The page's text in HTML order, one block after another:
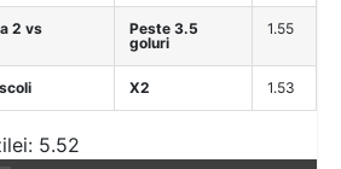
2 vs
Peste 3.5
goluri
1.55
X2 1.53
5.52